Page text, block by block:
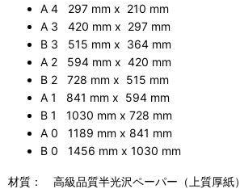
A 4 297 mm x 210 mm
A 3 420 mm x 297 mm
B 3 515 mm x 364 mm
A 2 594 mm x 420 mm
B 2 728 mm x 515 mm
A 1 841 mm x 594 mm
B 1 1030 mm x 728 mm
A 0 1189 mm x 841 mm
B 0 1456 mm x 1030 mm
材質： 高級品質半光沢ペーパー（上質厚紙）